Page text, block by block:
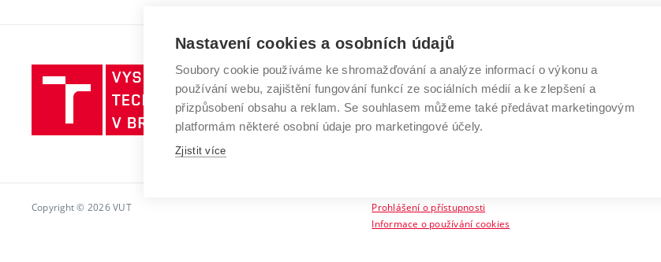
Vysoké
učení
technické
v
VYSOKÉ UČENÍ TECHNICKÉ V BRNĚ
Antonínská 548/1
602 00 Brno
www.vut.cz
Copyright © 2026 VUT
Prohlášení o přístupnosti
Informace o používání cookies
Nastavení cookies a osobních údajů
Soubory cookie používáme ke shromažďování a analýze informací o výkonu a
používání webu, zajištění fungování funkcí ze sociálních médií a ke zlepšení a
přizpůsobení obsahu a reklam. Se souhlasem můžeme také předávat marketingovým
platformám některé osobní údaje pro marketingové účely.
Zjistit více